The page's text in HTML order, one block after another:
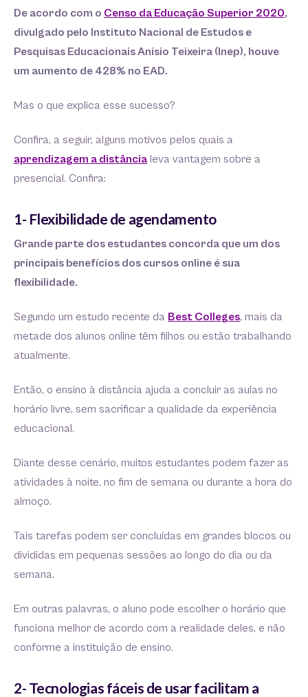
De acordo com o Censo da Educação Superior 2020,
divulgado pelo Instituto Nacional de Estudos e
Pesquisas Educacionais Anísio Teixeira (Inep), houve
um aumento de 428% no EAD.
Mas o que explica esse sucesso?
Confira, a seguir, alguns motivos pelos quais a
aprendizagem a distância leva vantagem sobre a
presencial. Confira:
1- Flexibilidade de agendamento
Grande parte dos estudantes concorda que um dos
principais benefícios dos cursos online é sua
flexibilidade.
Segundo um estudo recente da Best Colleges, mais da
metade dos alunos online têm filhos ou estão trabalhando
atualmente.
Então, o ensino à distância ajuda a concluir as aulas no
horário livre, sem sacrificar a qualidade da experiência
educacional.
Diante desse cenário, muitos estudantes podem fazer as
atividades à noite, no fim de semana ou durante a hora do
almoço.
Tais tarefas podem ser concluídas em grandes blocos ou
divididas em pequenas sessões ao longo do dia ou da
semana.
Em outras palavras, o aluno pode escolher o horário que
funciona melhor de acordo com a realidade deles, e não
conforme a instituição de ensino.
2- Tecnologias fáceis de usar facilitam a